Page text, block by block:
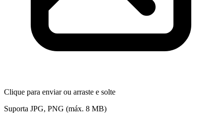
Clique para enviar ou arraste e solte
Suporta JPG, PNG (máx. 8 MB)